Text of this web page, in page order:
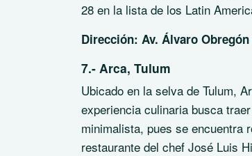
28 en la lista de los Latin
Dirección: Av. Álvaro
7.- Arca, Tulum
Ubicado en la selva de Tulum,
experiencia culinaria busca
minimalista, pues se encuentra
restaurante del chef José Luis